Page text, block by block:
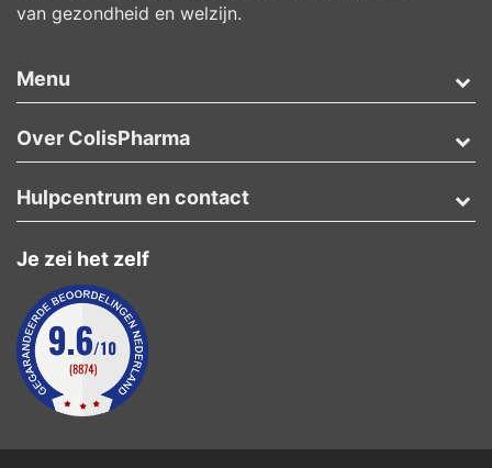
van gezondheid en welzijn.
Menu
Over ColisPharma
Je zei het zelf
Hulpcentrum en contact